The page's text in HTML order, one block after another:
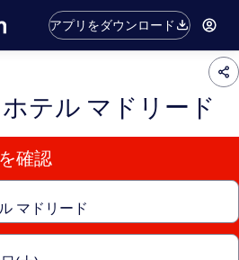
アプリをダウンロード
テル マドリード
確認